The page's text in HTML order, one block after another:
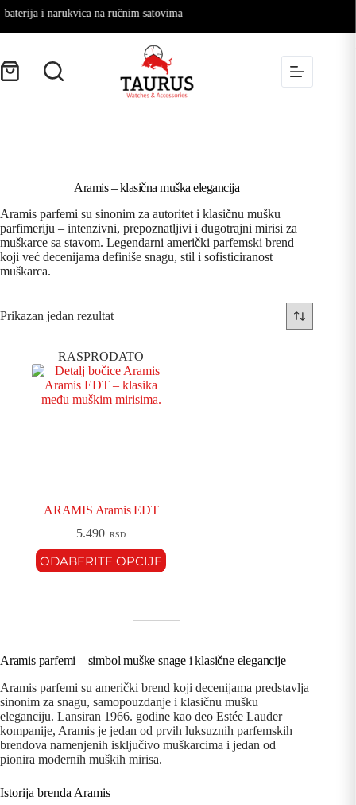
i narukvica na ručnim satovima
Aramis – klasična muška elegancija
Aramis parfemi su sinonim za autoritet i klasičnu mušku
parfimeriju – intenzivni, prepoznatljivi i dugotrajni mirisi za
muškarce sa stavom. Legendarni američki parfemski brend
koji već decenijama definiše snagu, stil i sofisticiranost
muškarca.
Prikazan jedan rezultat
RASPRODATO
ARAMIS Aramis EDT
5.490 RSD
ODABERITE OPCIJE
Aramis parfemi – simbol muške snage i klasične elegancije
Aramis parfemi su američki brend koji decenijama predstavlja
sinonim za snagu, samopouzdanje i klasičnu mušku
eleganciju. Lansiran 1966. godine kao deo Estée Lauder
kompanije, Aramis je jedan od prvih luksuznih parfemskih
brendova namenjenih isključivo muškarcima i jedan od
pionira modernih muških mirisa.
Istorija brenda Aramis